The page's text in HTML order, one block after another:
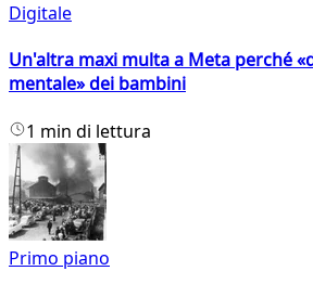
Digitale
Un'altra maxi multa a Meta perché
mentale» dei bambini
1 min di lettura
Primo piano